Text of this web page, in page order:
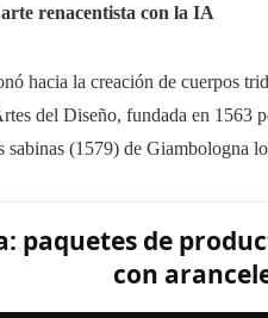
renacentista con la IA
hacia la creación de cuerpos
del Diseño, fundada en
(1579) de Giambologna
paquetes de
con